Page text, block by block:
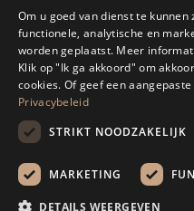
website mag zonder schriftelijke
Om u goed van dienst te
functionele, analytische en
worden geplaatst. Meer
Klik op "Ik ga akkoord" om
cookies. Of geef een
Privacybeleid
STRIKT NOODZAKELIJK
MARKETING
DETAILS WEERGEVEN